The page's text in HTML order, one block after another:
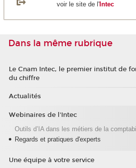
voir le site de l' Intec
Dans la même rubrique
Le Cnam Intec, le premier institut de
du chiffre
Actualités
Webinaires de l'Intec
Outils d’IA dans les métiers de la
Regards et pratiques d'experts
Une équipe à votre service